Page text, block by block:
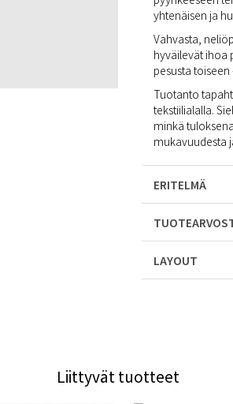
yhtenäisen ja
Vahvasta,
hyväilevät ihoa
pesusta
Tuotanto
tekstiilialalla.
minkä
mukavuudesta
ERITELMÄ
LAYOUT
Liittyvät tuotteet